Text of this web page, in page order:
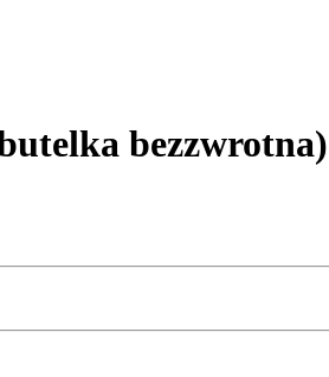
bezzwrotna)